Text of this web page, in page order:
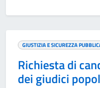
GIUSTIZIA E SICUREZZA
Richiesta di
dei giudici